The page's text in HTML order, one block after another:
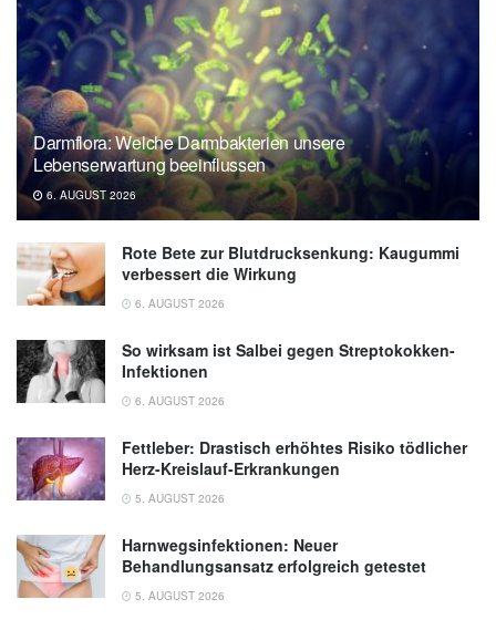
Darmflora: Welche Darmbakterien unsere
Lebenserwartung beeinflussen
6. AUGUST 2026
Rote Bete zur Blutdrucksenkung: Kaugummi
verbessert die Wirkung
6. AUGUST 2026
So wirksam ist Salbei gegen Streptokokken-
Infektionen
6. AUGUST 2026
Fettleber: Drastisch erhöhtes Risiko tödlicher
Herz-Kreislauf-Erkrankungen
5. AUGUST 2026
Harnwegsinfektionen: Neuer
Behandlungsansatz erfolgreich getestet
5. AUGUST 2026